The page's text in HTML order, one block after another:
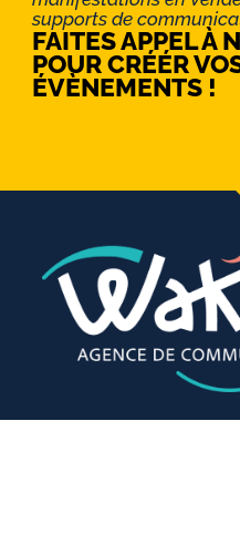
supports de
FAITES APPEL À
POUR CRÉÉR
ÉVÈNEMENTS !